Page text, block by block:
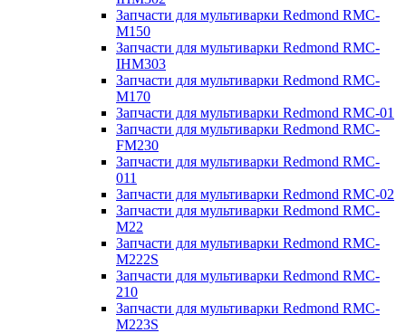
Запчасти для мультиварки Redmond RMC-
M150
Запчасти для мультиварки Redmond RMC-
IHM303
Запчасти для мультиварки Redmond RMC-
M170
Запчасти для мультиварки Redmond RMC-01
Запчасти для мультиварки Redmond RMC-
FM230
Запчасти для мультиварки Redmond RMC-
011
Запчасти для мультиварки Redmond RMC-02
Запчасти для мультиварки Redmond RMC-
M22
Запчасти для мультиварки Redmond RMC-
M222S
Запчасти для мультиварки Redmond RMC-
210
Запчасти для мультиварки Redmond RMC-
M223S